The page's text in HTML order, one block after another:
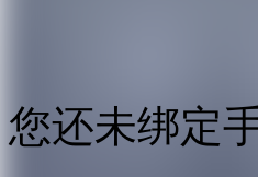
您还未绑定